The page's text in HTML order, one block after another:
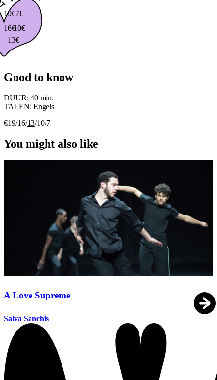
19€
16€
13€
10€
7€
Good to know
DUUR: 40 min.
TALEN: Engels
€19/16/13/10/7
You might also like
A Love Supreme
Salva Sanchis